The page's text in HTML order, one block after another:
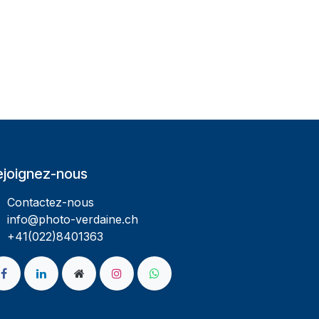
nous
Contactez-nous
info@photo-verdaine.ch​
​​+41(022)8401363